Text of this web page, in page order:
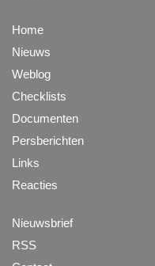
Home
Nieuws
Weblog
Checklists
Documenten
Persberichten
Links
Reacties
Nieuwsbrief
RSS